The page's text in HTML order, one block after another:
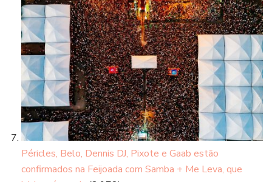
Péricles, Belo, Dennis DJ, Pixote e Gaab estão
confirmados na Feijoada com Samba + Me Leva, que